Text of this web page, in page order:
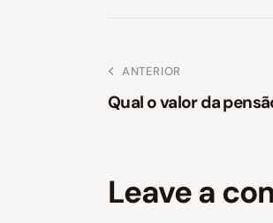
ANTERIOR
Qual o valor da
Leave a